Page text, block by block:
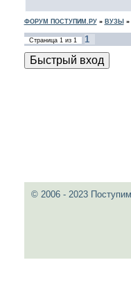
ФОРУМ ПОСТУПИМ.РУ» ВУЗЫ »
Страница 1из 1 1
© 2006 - 2023